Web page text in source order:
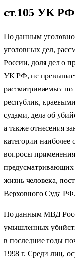
ст.105 УК РФ
По данным
уголовных дел,
России, доля дел о
УК РФ, не превышает
рассматриваемых
республик,
судами, дела об
а также отнесения
категории наиболее
вопросы
предусматривающих
жизнь человека,
Верховного Суда РФ.
По данным МВД
умышленных
в последние годы
1998 г. Среди лиц,